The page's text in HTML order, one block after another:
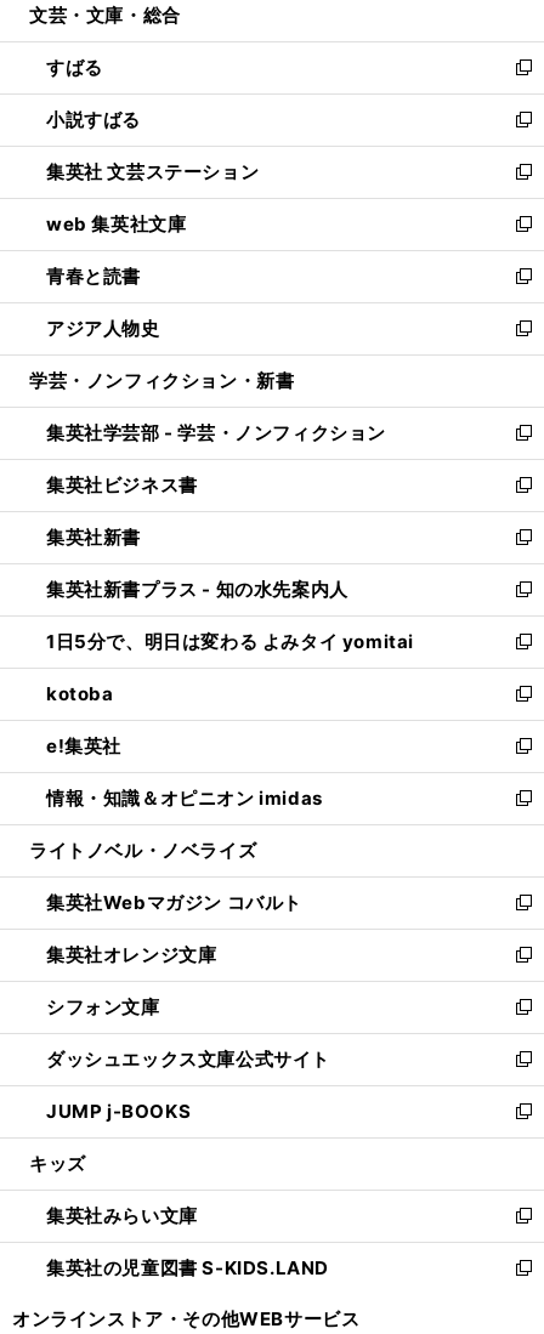
開
く
ウ
で
開
く
ン
ド
ウ
で
開
く
文芸・文庫・総合
すばる
新
し
い
ウ
ィ
ン
ド
ウ
で
開
く
小説すばる
新
し
い
ウ
ィ
ン
ド
ウ
で
開
集英社 文芸ステーション
新
し
い
ウ
ィ
ン
ド
ウ
開
く
web 集英社文庫
新
し
い
ウ
ィ
ン
ウ
で
開
く
青春と読書
新
し
い
ウ
ン
ド
ウ
で
開
く
アジア人物史
新
し
ウ
ィ
ン
ド
ウ
で
開
く
学芸・ノンフィクション・新書
集英社学芸部 - 学芸・ノンフィクション
新
し
い
ウ
ィ
ン
ド
ウ
で
開
く
集英社ビジネス書
新
し
い
ウ
ィ
ン
ド
ウ
で
開
く
集英社新書
新
し
い
ウ
ィ
ン
ド
ウ
で
開
く
集英社新書プラス - 知の水先案内人
新
し
い
ウ
ィ
ン
ド
ウ
で
開
1日5分で、明日は変わる よみタイ yomitai
新
し
い
ウ
ィ
ン
ド
ウ
開
く
kotoba
新
し
い
ウ
ィ
ン
ウ
で
開
く
e!集英社
新
し
い
ウ
ン
ド
ウ
で
開
く
情報・知識＆オピニオン imidas
新
し
ウ
ィ
ン
ド
ウ
で
開
く
ライトノベル・ノベライズ
集英社Webマガジン コバルト
新
し
い
ウ
ィ
ン
ド
ウ
で
開
集英社オレンジ文庫
新
し
い
ウ
ィ
ン
ド
ウ
開
く
シフォン文庫
新
し
い
ウ
ィ
ン
ウ
で
開
く
ダッシュエックス文庫公式サイト
新
し
い
ウ
ン
ド
ウ
で
JUMP j-BOOKS
新
し
ウ
ィ
ン
ド
キッズ
集英社みらい文庫
新
し
い
集英社の児童図書 S-KIDS.LAND
新
オンラインストア・ その他WEBサービス